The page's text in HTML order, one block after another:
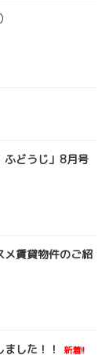
ふどうじ」8月号
メ賃貸物件のご紹
した！！ 新着!!